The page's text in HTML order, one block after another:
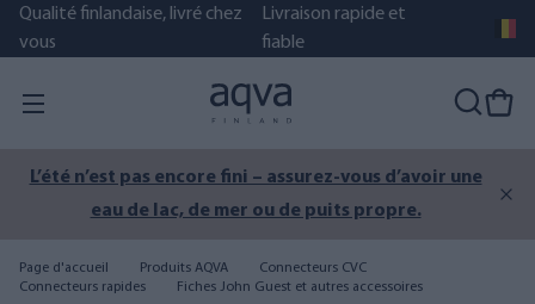
Qualité finlandaise, livré chez
vous
Livraison rapide et
fiable
L’été n’est pas encore fini – assurez-vous d’avoir une
eau de lac, de mer ou de puits propre.
Page d'accueil Produits AQVA
Connecteurs CVC
Connecteurs rapides
Fiches John Guest et autres accessoires